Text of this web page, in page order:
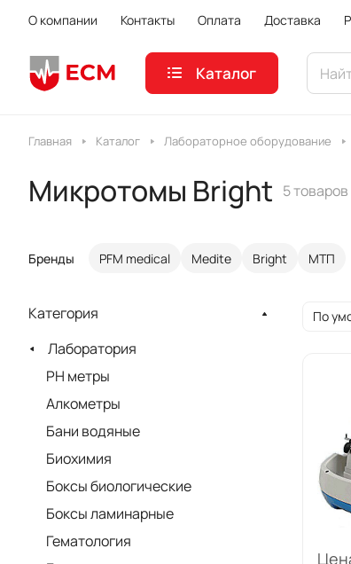
О компании Контакты Оплата Доставка
Каталог
Главная Каталог Лабораторное оборудование
Микротомы Bright 5 товаров
Бренды PFM medical Medite Bright МТП
По
Категория
Лаборатория
PH метры
Алкометры
Бани водяные
Биохимия
Боксы биологические
Боксы ламинарные
Гематология